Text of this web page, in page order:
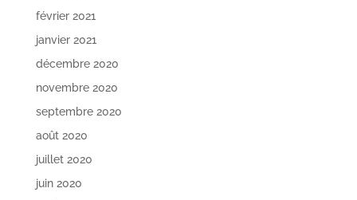
février 2021
janvier 2021
décembre 2020
novembre 2020
septembre 2020
août 2020
juillet 2020
juin 2020